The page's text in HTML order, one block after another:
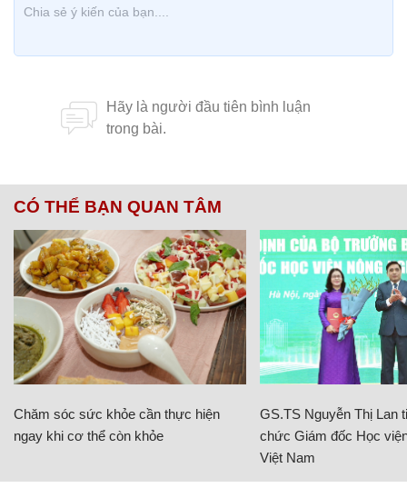
CÓ THỂ BẠN QUAN TÂM
Chăm sóc sức khỏe cần thực hiện
ngay khi cơ thể còn khỏe
GS.TS Nguyễn Thị Lan
chức Giám đốc Học
Việt Nam